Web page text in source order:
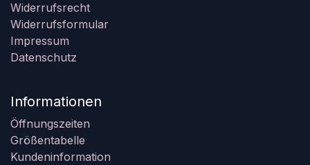
Widerrufsrecht
Widerrufsformular
Impressum
Datenschutz
Informationen
Öffnungszeiten
Größentabelle
Kundeninformation